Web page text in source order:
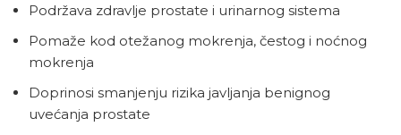
Podržava zdravlje prostate i urinarnog sistema
Pomaže kod otežanog mokrenja, čestog i noćnog
mokrenja
Doprinosi smanjenju rizika javljanja benignog
uvećanja prostate